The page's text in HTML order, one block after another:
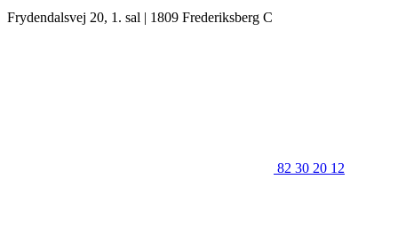
Frydendalsvej 20, 1. sal | 1809 Frederiksberg C
82 30 20 12